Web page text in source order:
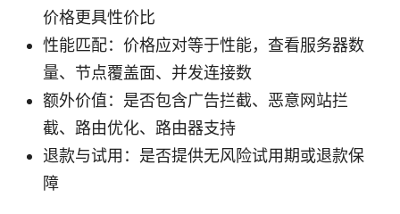
价格更具性价比
性能匹配：价格应对等于性能，查看服务器数
量、节点覆盖面、并发连接数
额外价值：是否包含广告拦截、恶意网站拦
截、路由优化、路由器支持
退款与试用：是否提供无风险试用期或退款保
障